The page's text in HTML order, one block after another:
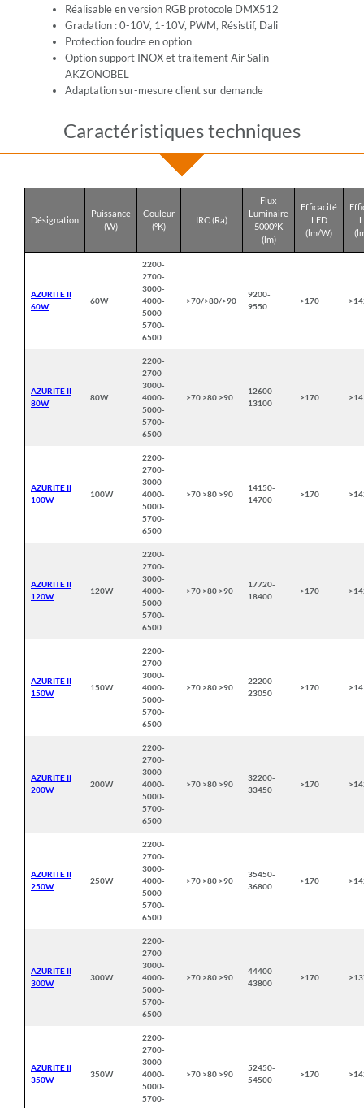
Réalisable en version RGB protocole DMX512
Gradation : 0-10V, 1-10V, PWM, Résistif, Dali
Protection foudre en option
Option support INOX et traitement Air Salin
AKZONOBEL
Adaptation sur-mesure client sur demande
Caractéristiques techniques
Désignation
Puissance
(W)
Couleur
(°K)
IRC (Ra)
Flux
Luminaire
5000°K
(lm)
Efficacité
LED
(lm/W)
AZURITE II
60W
60W
2200-
2700-
3000-
4000-
5000-
5700-
6500
>70/>80/>90
9200-
9550
>170
AZURITE II
80W
80W
2200-
2700-
3000-
4000-
5000-
5700-
6500
>70 >80 >90
12600-
13100
>170
AZURITE II
100W
100W
2200-
2700-
3000-
4000-
5000-
5700-
6500
>70 >80 >90
14150-
14700
>170
AZURITE II
120W
120W
2200-
2700-
3000-
4000-
5000-
5700-
6500
>70 >80 >90
17720-
18400
>170
AZURITE II
150W
150W
2200-
2700-
3000-
4000-
5000-
5700-
6500
>70 >80 >90
22200-
23050
>170
AZURITE II
200W
200W
2200-
2700-
3000-
4000-
5000-
5700-
6500
>70 >80 >90
32200-
33450
>170
AZURITE II
250W
250W
2200-
2700-
3000-
4000-
5000-
5700-
6500
>70 >80 >90
35450-
36800
>170
AZURITE II
300W
300W
2200-
2700-
3000-
4000-
5000-
5700-
6500
>70 >80 >90
44400-
43800
>170
AZURITE II
350W
350W
2200-
2700-
3000-
4000-
5000-
5700-
>70 >80 >90
52450-
54500
>170